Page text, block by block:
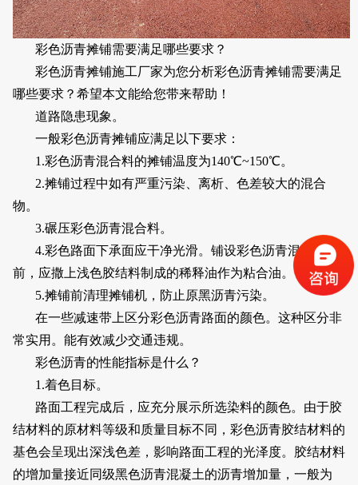
彩色沥青摊铺需要满足哪些要求？
彩色沥青摊铺施工厂家为您分析彩色沥青摊铺需要满足
哪些要求？希望本文能给您带来帮助！
道路隐患现象。
一般彩色沥青摊铺应满足以下要求：
1.彩色沥青混合料的摊铺温度为140℃~150℃。
2.摊铺过程中如有严重污染、离析、色差较大的混合
物。
3.碾压彩色沥青混合料。
4.彩色路面下承面应干净光滑。铺设彩色沥青混合料
前，应撒上浅色胶结料制成的稀释油作为粘合油。
5.摊铺前清理摊铺机，防止原黑沥青污染。
在一些减速带上区分彩色沥青路面的颜色。这种区分非
常实用。能有效减少交通违规。
彩色沥青的性能指标是什么？
1.着色目标。
路面工程完成后，应充分展示所选染料的颜色。由于胶
结材料的原材料等级和质量目标不同，彩色沥青胶结材料的
基色会呈现出深浅色差，影响路面工程的光泽度。胶结材料
的增加量接近同级黑色沥青混凝土的沥青增加量，一般为